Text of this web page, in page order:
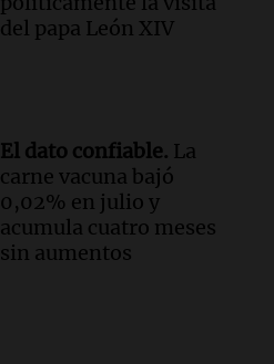
del papa León XIV
El dato confiable. La
carne vacuna bajó
0,02% en julio y
acumula cuatro meses
sin aumentos